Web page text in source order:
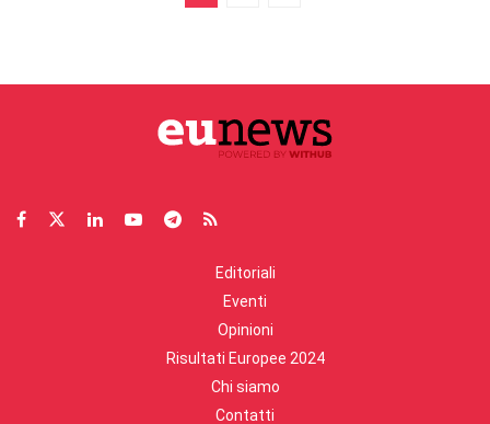
Editoriali
Eventi
Opinioni
Risultati Europee 2024
Chi siamo
Contatti